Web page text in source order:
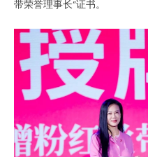
带荣誉理事长”证书。